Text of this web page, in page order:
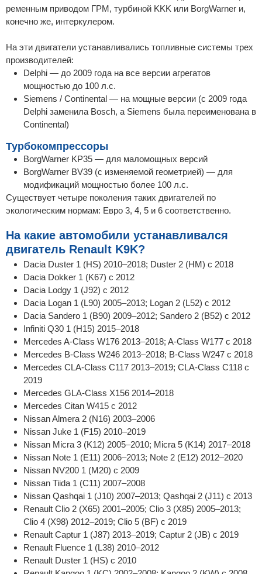
ременным приводом ГРМ, турбиной KKK или BorgWarner и,
конечно же, интеркулером.
На эти двигатели устанавливались топливные системы трех
производителей:
Delphi — до 2009 года на все версии агрегатов
мощностью до 100 л.с.
Siemens / Continental — на мощные версии (с 2009 года
Delphi заменила Bosch, а Siemens была переименована в
Continental)
Турбокомпрессоры
BorgWarner KP35 — для маломощных версий
BorgWarner BV39 (с изменяемой геометрией) — для
модификаций мощностью более 100 л.с.
Существует четыре поколения таких двигателей по
экологическим нормам: Евро 3, 4, 5 и 6 соответственно.
На какие автомобили устанавливался
двигатель Renault K9K?
Dacia Duster 1 (HS) 2010–2018; Duster 2 (HM) с 2018
Dacia Dokker 1 (K67) с 2012
Dacia Lodgy 1 (J92) с 2012
Dacia Logan 1 (L90) 2005–2013; Logan 2 (L52) с 2012
Dacia Sandero 1 (B90) 2009–2012; Sandero 2 (B52) с 2012
Infiniti Q30 1 (H15) 2015–2018
Mercedes A-Class W176 2013–2018; A-Class W177 с 2018
Mercedes B-Class W246 2013–2018; B-Class W247 с 2018
Mercedes CLA-Class C117 2013–2019; CLA-Class C118 с
2019
Mercedes GLA-Class X156 2014–2018
Mercedes Citan W415 с 2012
Nissan Almera 2 (N16) 2003–2006
Nissan Juke 1 (F15) 2010–2019
Nissan Micra 3 (K12) 2005–2010; Micra 5 (K14) 2017–2018
Nissan Note 1 (E11) 2006–2013; Note 2 (E12) 2012–2020
Nissan NV200 1 (M20) с 2009
Nissan Tiida 1 (C11) 2007–2008
Nissan Qashqai 1 (J10) 2007–2013; Qashqai 2 (J11) с 2013
Renault Clio 2 (X65) 2001–2005; Clio 3 (X85) 2005–2013;
Clio 4 (X98) 2012–2019; Clio 5 (BF) с 2019
Renault Captur 1 (J87) 2013–2019; Captur 2 (JB) с 2019
Renault Fluence 1 (L38) 2010–2012
Renault Duster 1 (HS) с 2010